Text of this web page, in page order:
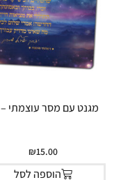
מגנט עם מסר עוצמתי – 34
₪15.00
הוספה לסל